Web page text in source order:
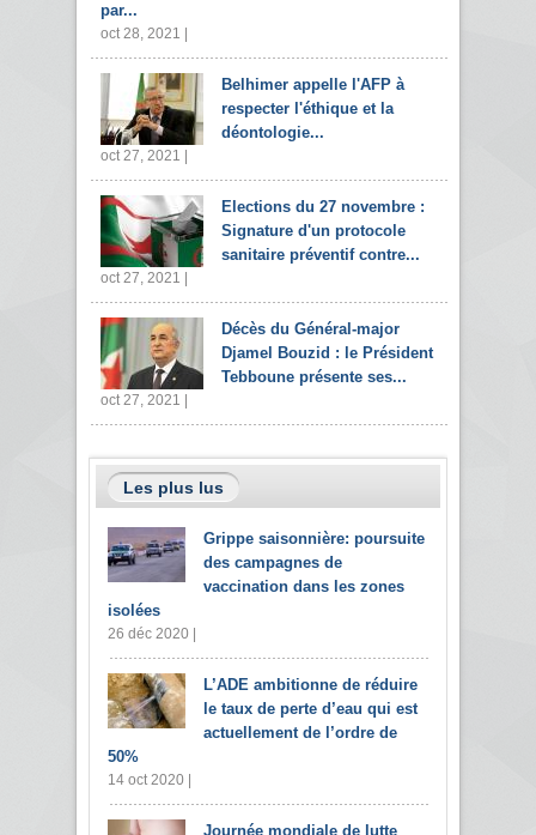
par...
oct 28, 2021 |
Belhimer appelle l'AFP à
respecter l'éthique et la
déontologie...
oct 27, 2021 |
Elections du 27 novembre :
Signature d'un protocole
sanitaire préventif contre...
oct 27, 2021 |
Décès du Général-major
Djamel Bouzid : le Président
Tebboune présente ses...
oct 27, 2021 |
Les plus lus
Grippe saisonnière: poursuite
des campagnes de
vaccination dans les zones
isolées
26 déc 2020 |
L’ADE ambitionne de réduire
le taux de perte d’eau qui est
actuellement de l’ordre de
50%
14 oct 2020 |
Journée mondiale de lutte